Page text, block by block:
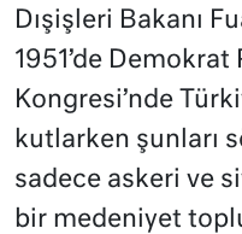
Dışişleri Bakanı
1951’de
Kongresi’nde
kutlarken şunları
sadece askeri ve
bir medeniyet